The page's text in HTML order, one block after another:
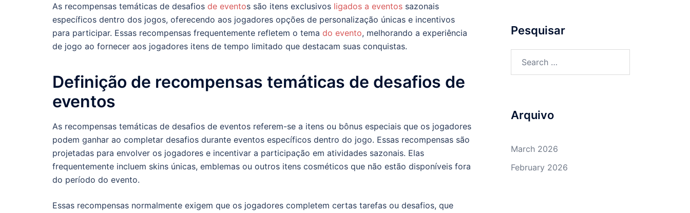
As recompensas temáticas de desafios de eventos são itens exclusivos ligados a eventos sazonais
específicos dentro dos jogos, oferecendo aos jogadores opções de personalização únicas e incentivos
para participar. Essas recompensas frequentemente refletem o tema do evento, melhorando a experiência
de jogo ao fornecer aos jogadores itens de tempo limitado que destacam suas conquistas.
Definição de recompensas temáticas de desafios de
eventos
As recompensas temáticas de desafios de eventos referem-se a itens ou bônus especiais que os jogadores
podem ganhar ao completar desafios durante eventos específicos dentro do jogo. Essas recompensas são
projetadas para envolver os jogadores e incentivar a participação em atividades sazonais. Elas
frequentemente incluem skins únicas, emblemas ou outros itens cosméticos que não estão disponíveis fora
do período do evento.
Essas recompensas normalmente exigem que os jogadores completem certas tarefas ou desafios, que
Pesquisar
Arquivo
March 2026
February 2026